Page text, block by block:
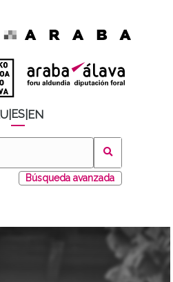
ES EN
Búsqueda avanzada